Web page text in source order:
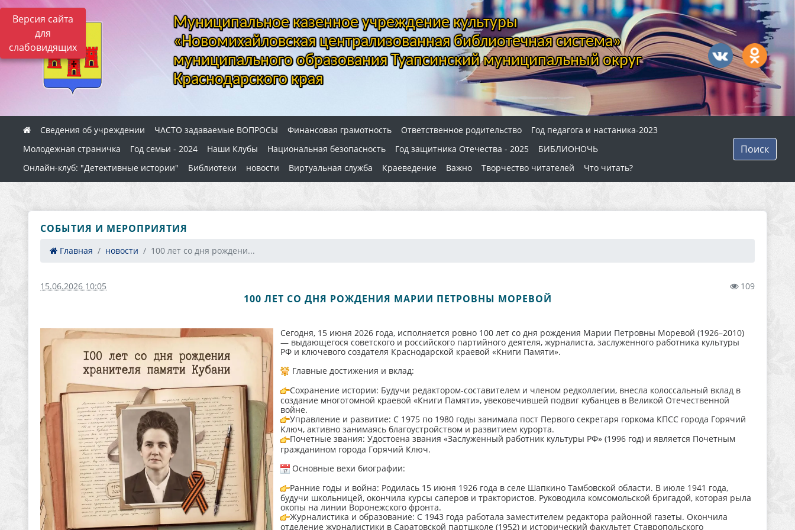
Версия сайта
для
слабовидящих
Муниципальное казенное учреждение культуры
«Новомихайловская централизованная библиотечная система»
муниципального образования Туапсинский муниципальный округ
Краснодарского края
Сведения об учреждении ЧАСТО задаваемые ВОПРОСЫ Финансовая грамотность Ответственное родительство
Год педагога и настаника-2023
Молодежная страничка
Год семьи - 2024 Наши Клубы Национальная безопасность Год защитника Отечества - 2025
БИБЛИОНОЧЬ
Онлайн-клуб: "Детективные истории"
Библиотеки новости Виртуальная служба Краеведение Важно Творчество читателей Что читать?
Поиск
СОБЫТИЯ И МЕРОПРИЯТИЯ
Главная новости 100 лет со дня рождени...
15.06.2026 10:05 109
100 ЛЕТ СО ДНЯ РОЖДЕНИЯ МАРИИ ПЕТРОВНЫ МОРЕВОЙ
Сегодня, 15 июня 2026 года, исполняется ровно 100 лет со дня рождения Марии Петровны Моревой (1926–2010)
— выдающегося советского и российского партийного деятеля, журналиста, заслуженного работника культуры
РФ и ключевого создателя Краснодарской краевой «Книги Памяти».
Главные достижения и вклад:
Сохранение истории: Будучи редактором-составителем и членом редколлегии, внесла колоссальный вклад в
создание многотомной краевой «Книги Памяти», увековечившей подвиг кубанцев в Великой Отечественной
войне.
Управление и развитие: С 1975 по 1980 годы занимала пост Первого секретаря горкома КПСС города Горячий
Ключ, активно занимаясь благоустройством и развитием курорта.
Почетные звания: Удостоена звания «Заслуженный работник культуры РФ» (1996 год) и является Почетным
гражданином города Горячий Ключ.
Основные вехи биографии:
Ранние годы и война: Родилась 15 июня 1926 года в селе Шапкино Тамбовской области. В июле 1941 года,
будучи школьницей, окончила курсы саперов и трактористов. Руководила комсомольской бригадой, которая рыла
окопы на линии Воронежского фронта.
Журналистика и образование: С 1943 года работала заместителем редактора районной газеты. Окончила
отделение журналистики в Саратовской партшколе (1952) и исторический факультет Ставропольского